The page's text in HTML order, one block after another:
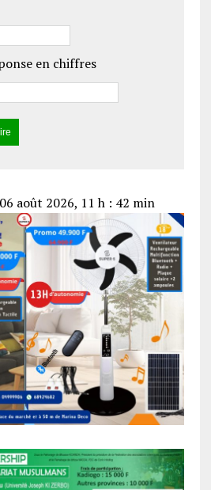
en chiffres
août 2026, 11 h : 42 min